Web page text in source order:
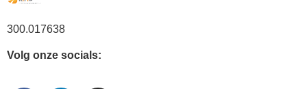
300.017638
Volg onze socials: